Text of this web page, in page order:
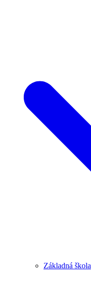
Základná škola